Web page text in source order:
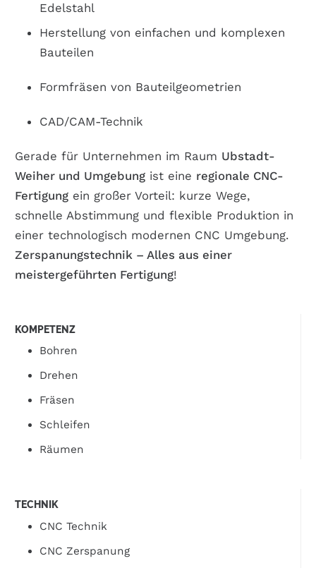
Edelstahl
Herstellung von einfachen und komplexen
Bauteilen
Formfräsen von Bauteilgeometrien
CAD/CAM-Technik
Gerade für Unternehmen im Raum Ubstadt-
Weiher und Umgebung ist eine regionale CNC-
Fertigung ein großer Vorteil: kurze Wege,
schnelle Abstimmung und flexible Produktion in
einer technologisch modernen CNC Umgebung.
Zerspanungstechnik – Alles aus einer
meistergeführten Fertigung!
KOMPETENZ
Bohren
Drehen
Fräsen
Schleifen
Räumen
TECHNIK
CNC Technik
CNC Zerspanung